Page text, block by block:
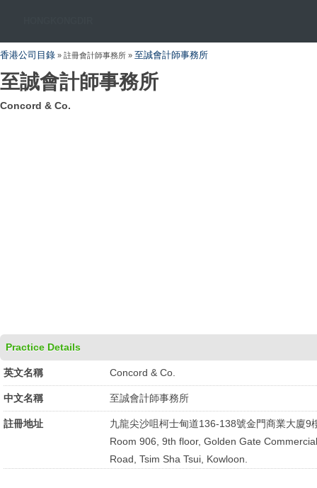
香港公司目錄 » 註冊會計師事務所 » 至誠會計師事務所
至誠會計師事務所
Concord & Co.
Practice Details
英文名稱 Concord & Co.
中文名稱 至誠會計師事務所
註冊地址
九龍尖沙咀柯士甸道136-138號金門商業大廈9
Room 906, 9th floor, Golden Gate
Road, Tsim Sha Tsui, Kowloon.